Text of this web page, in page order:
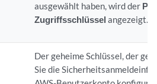
ausgewählt haben, wird der
Zugriffsschlüssel angezeigt.
Der geheime Schlüssel, der
Sie die